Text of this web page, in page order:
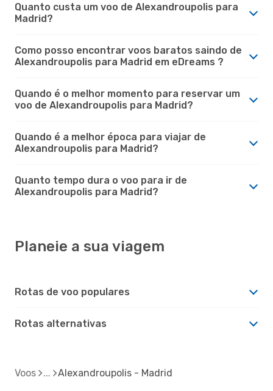
Quanto custa um voo de Alexandroupolis para
Madrid?
Como posso encontrar voos baratos saindo de
Alexandroupolis para Madrid em eDreams ?
Quando é o melhor momento para reservar um
voo de Alexandroupolis para Madrid?
Quando é a melhor época para viajar de
Alexandroupolis para Madrid?
Quanto tempo dura o voo para ir de
Alexandroupolis para Madrid?
Planeie a sua viagem
Rotas de voo populares
Rotas alternativas
Voos Alexandroupolis - Madrid